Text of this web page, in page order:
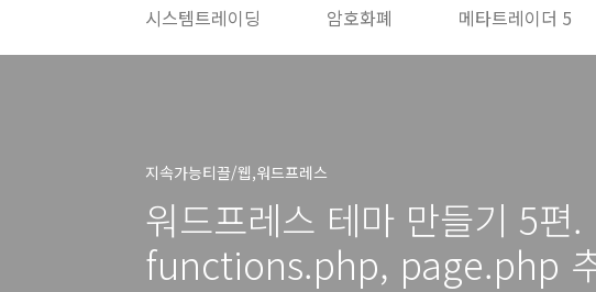
시스템트레이딩 암호화폐 메타트레이더 5
지속가능티끌/웹,워드프레스
워드프레스 테마 만들기 5
functions.php, page.php